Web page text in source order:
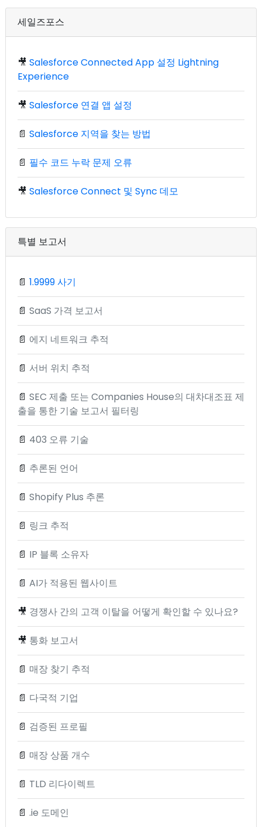
세일즈포스
🎥 Salesforce Connected App 설정 Lightning
Experience
🎥 Salesforce 연결 앱 설정
📄 Salesforce 지역을 찾는 방법
📄 필수 코드 누락 문제 오류
🎥 Salesforce Connect 및 Sync 데모
특별 보고서
📄 1.9999 사기
📄 SaaS 가격 보고서
📄 에지 네트워크 추적
📄 서버 위치 추적
📄 SEC 제출 또는 Companies House의 대차대조표 제
출을 통한 기술 보고서 필터링
📄 403 오류 기술
📄 추론된 언어
📄 Shopify Plus 추론
📄 링크 추적
📄 IP 블록 소유자
📄 AI가 적용된 웹사이트
🎥 경쟁사 간의 고객 이탈을 어떻게 확인할 수 있나요?
🎥 통화 보고서
📄 매장 찾기 추적
📄 다국적 기업
📄 검증된 프로필
📄 매장 상품 개수
📄 TLD 리다이렉트
📄 .ie 도메인